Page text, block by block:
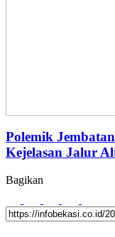
Polemik
Kejelasan Jalur
Bagikan